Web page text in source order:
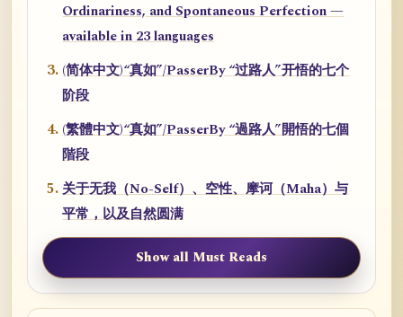
Ordinariness, and Spontaneous Perfection —
available in 23 languages
(简体中文)“真如”/PasserBy “过路人”开悟的七个
阶段
(繁體中文)“真如”/PasserBy “過路人”開悟的七個
階段
关于无我（No-Self）、空性、摩诃（Maha）与
平常，以及自然圆满
Show all Must Reads